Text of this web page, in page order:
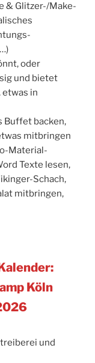
& Glitzer-/Make-
oder
und bietet
etwas in
Buffet backen,
mitbringen
Material-
Texte lesen,
Schach,
mitbringen,
Köln
und